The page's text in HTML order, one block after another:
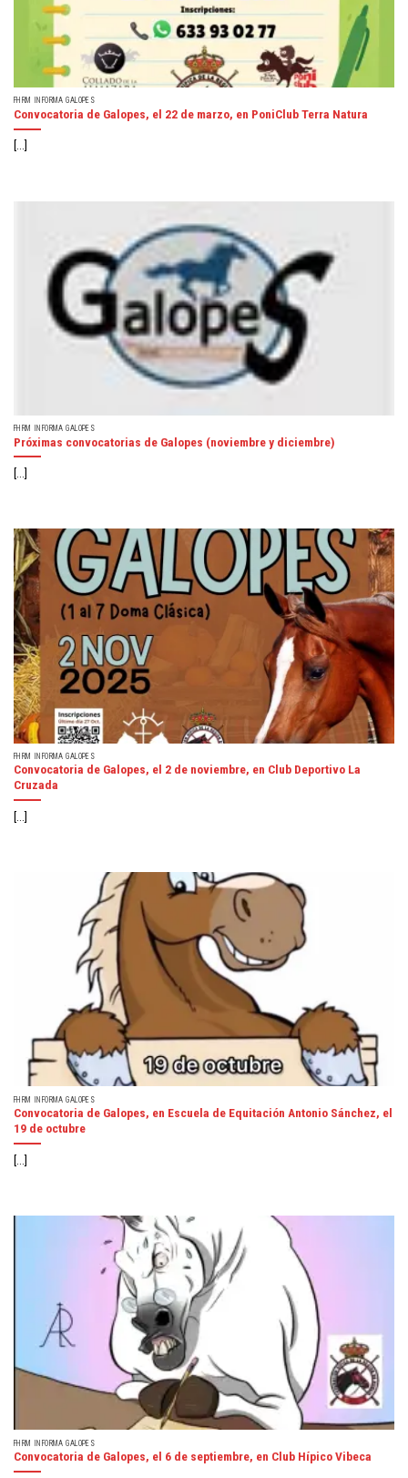
FHRM INFORMA GALOPES
Convocatoria de Galopes, el 22 de marzo, en PoniClub Terra Natura
[...]
FHRM INFORMA GALOPES
Próximas convocatorias de Galopes (noviembre y diciembre)
[...]
FHRM INFORMA GALOPES
Convocatoria de Galopes, el 2 de noviembre, en Club Deportivo La
Cruzada
[...]
FHRM INFORMA GALOPES
Convocatoria de Galopes, en Escuela de Equitación Antonio Sánchez, el
19 de octubre
[...]
FHRM INFORMA GALOPES
Convocatoria de Galopes, el 6 de septiembre, en Club Hípico Vibeca